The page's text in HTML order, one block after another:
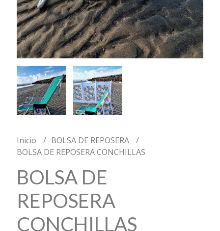
Inicio
BOLSA DE REPOSERA
BOLSA DE REPOSERA CONCHILLAS
BOLSA DE
REPOSERA
CONCHILLAS